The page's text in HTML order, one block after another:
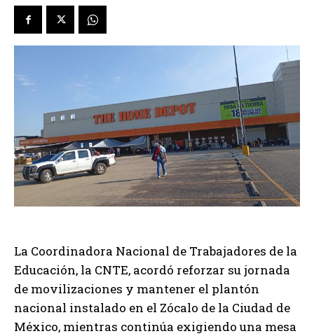
La Coordinadora Nacional de Trabajadores de la
Educación, la CNTE, acordó reforzar su jornada
de movilizaciones y mantener el plantón
nacional instalado en el Zócalo de la Ciudad de
México, mientras continúa exigiendo una mesa